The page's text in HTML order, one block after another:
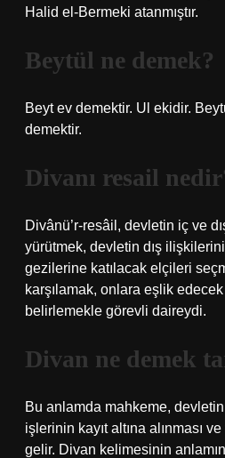
Halid el-Bermeki atanmıştır.
Beytül ne demek?
Beyt ev demektir. Ul ekidir.
demektir.
Divanı resail
Divânü’r-resâil, devletin iç ve
yürütmek, devletin dış
gezilerine katılacak elçileri
karşılamak, onlara eşlik
belirlemekle görevli daireydi.
Divan ne demek
Bu anlamda mahkeme,
işlerinin kayıt altına alınması
gelir. Divan kelimesinin